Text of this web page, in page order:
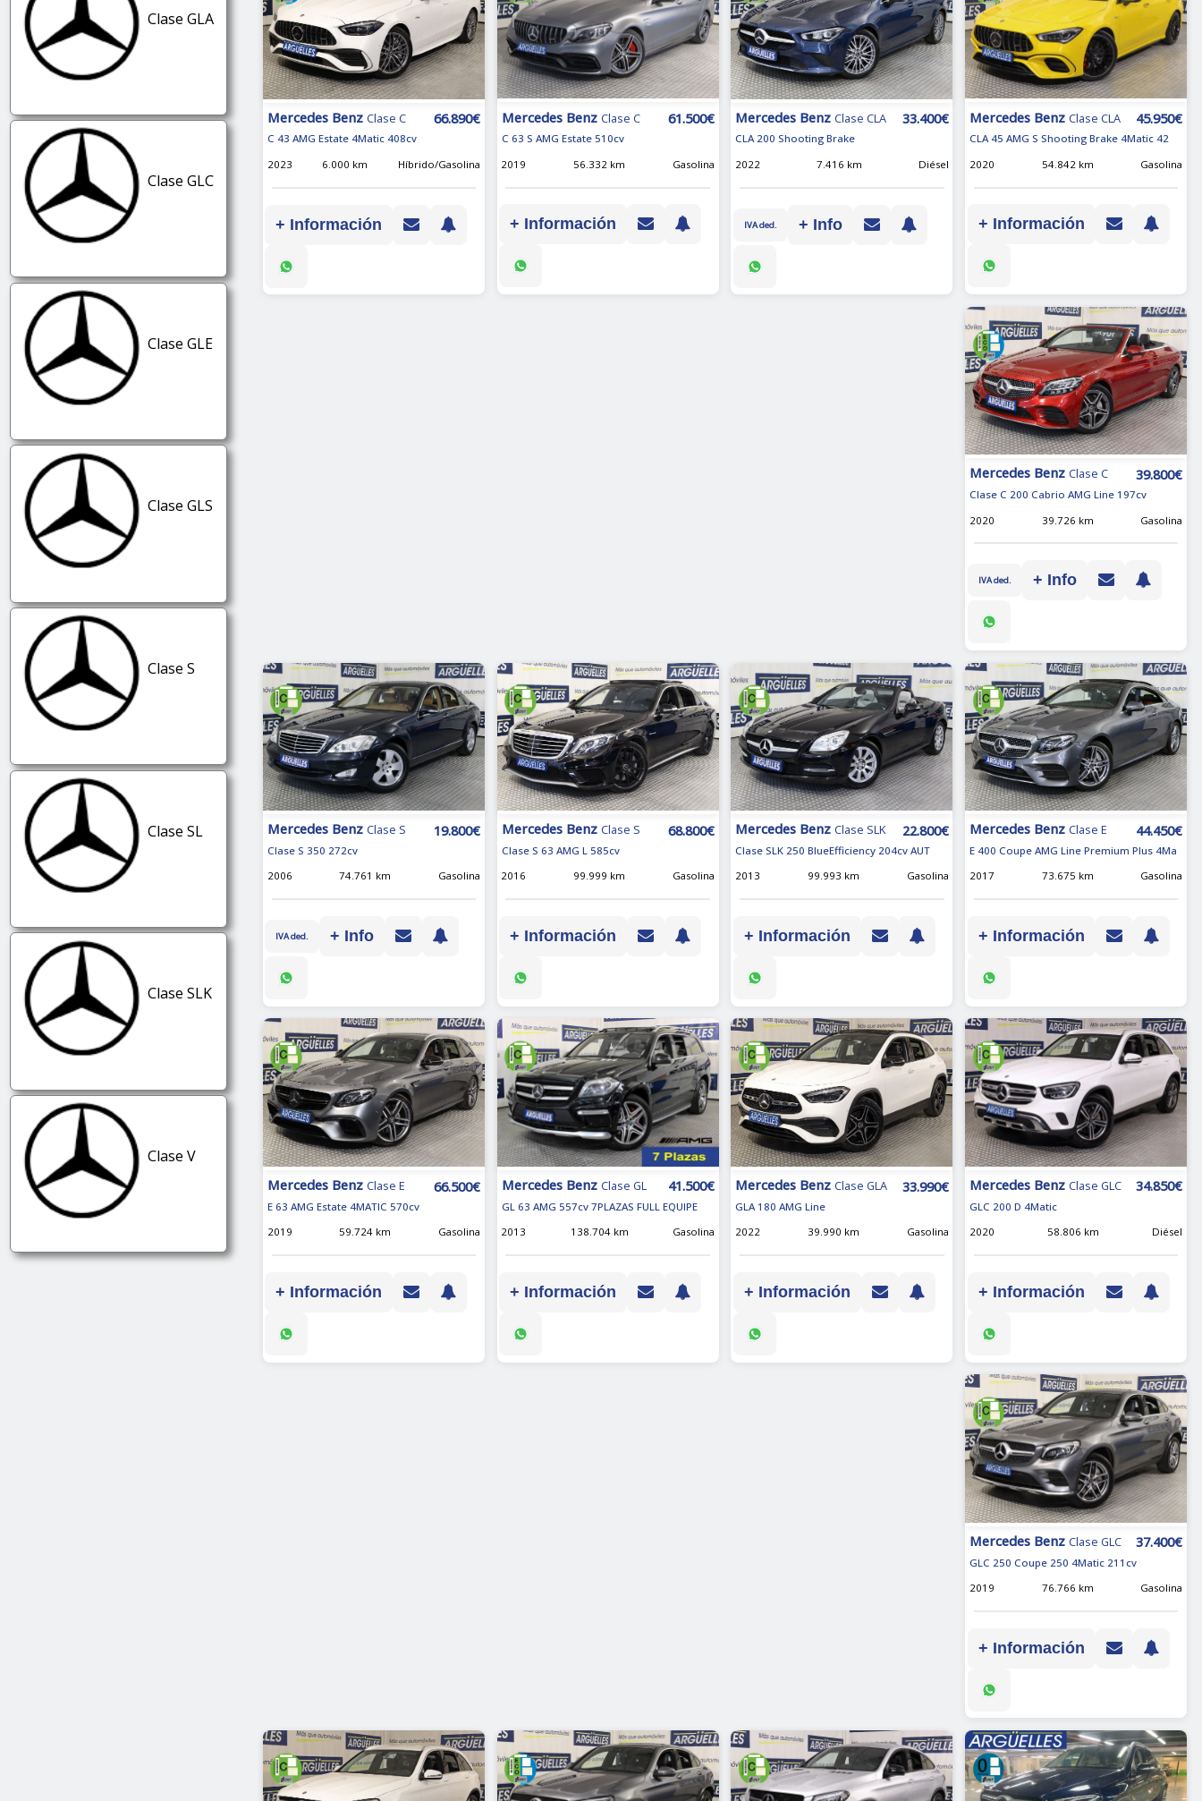
Mercedes Benz Clase C 66.890€
C 43 AMG Estate 4Matic 408cv
2023
6.000 km Híbrido/Gasolina
+ Información
Mercedes Benz Clase C 61.500€
C 63 S AMG Estate 510cv
2019
56.332 km Gasolina
+ Información
Mercedes Benz Clase CLA 33.400€
CLA 200 Shooting Brake
2022
7.416 km Diésel
IVA ded. + Info
Mercedes Benz Clase CLA 45.950€
CLA 45 AMG S Shooting Brake 4Matic 42
2020
54.842 km Gasolina
+ Información
Mercedes Benz Clase C 39.800€
Clase C 200 Cabrio AMG Line 197cv
2020
39.726 km Gasolina
IVA ded. + Info
Mercedes Benz Clase S 19.800€
Clase S 350 272cv
2006
74.761 km Gasolina
IVA ded. + Info
Mercedes Benz Clase S 68.800€
Clase S 63 AMG L 585cv
2016
99.999 km Gasolina
+ Información
Mercedes Benz Clase SLK 22.800€
Clase SLK 250 BlueEfficiency 204cv AUT
2013
99.993 km Gasolina
+ Información
Mercedes Benz Clase E 44.450€
E 400 Coupe AMG Line Premium Plus 4Ma
2017
73.675 km Gasolina
+ Información
Mercedes Benz Clase E 66.500€
E 63 AMG Estate 4MATIC 570cv
2019
59.724 km Gasolina
+ Información
Mercedes Benz Clase GL 41.500€
GL 63 AMG 557cv 7PLAZAS FULL EQUIPE
2013
138.704 km Gasolina
+ Información
Mercedes Benz Clase GLA 33.990€
GLA 180 AMG Line
2022
39.990 km Gasolina
+ Información
Mercedes Benz Clase GLC 34.850€
GLC 200 D 4Matic
2020
58.806 km Diésel
+ Información
Mercedes Benz Clase GLC 37.400€
GLC 250 Coupe 250 4Matic 211cv
2019
76.766 km Gasolina
+ Información
Clase GLA
Clase GLC
Clase GLE
Clase GLS
Clase S
Clase SL
Clase SLK
Clase V